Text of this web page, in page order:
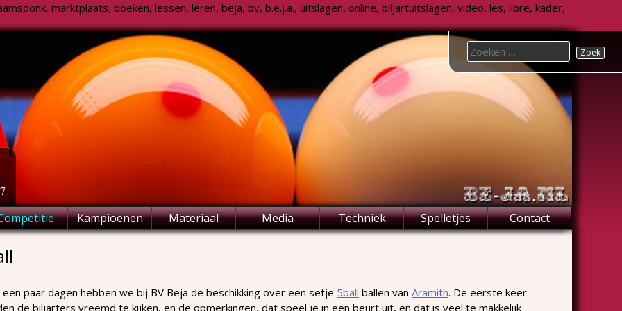
marktplaats, boeken, lessen, leren, beja, bv, b.e.j.a., uitslagen, online, biljartuitslagen, video, les, libre, kader,
Kampioenen Materiaal Media Techniek Spelletjes Contact
Search
for:
een paar dagen hebben we bij BV Beja de beschikking over een setje 5ball ballen van Aramith. De eerste keer
de biljarters vreemd te kijken, en de opmerkingen, dat speel je in een beurt uit, en dat is veel te makkelijk